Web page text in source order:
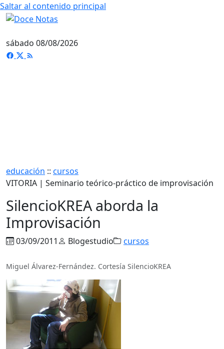
Saltar al contenido principal
sábado 08/08/2026
educación :: cursos
VITORIA | Seminario teórico-práctico de improvisación
SilencioKREA aborda la
Improvisación
03/09/2011 Blogestudio cursos
Miguel Álvarez-Fernández. Cortesía SilencioKREA